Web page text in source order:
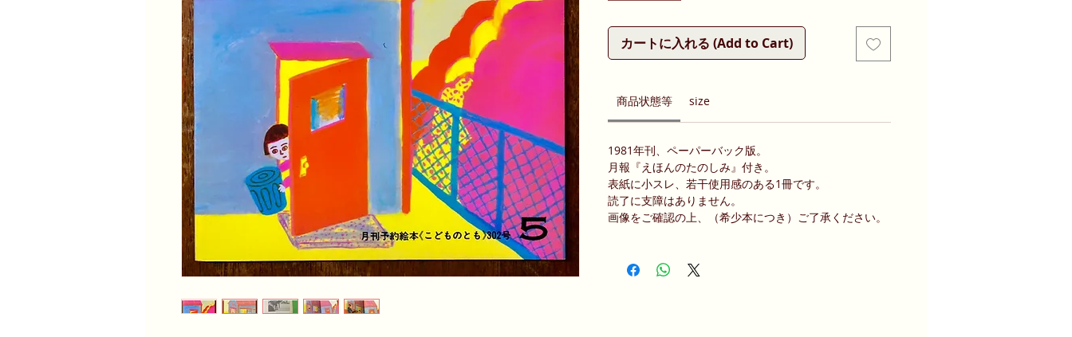
カートに入れる (Add to Cart)
商品状態等 size
1981年刊、ペーパーバック版。
月報『えほんのたのしみ』付き。
表紙に小スレ、若干使用感のある1冊です。
読了に支障はありません。
画像をご確認の上、（希少本につき）ご了承ください。